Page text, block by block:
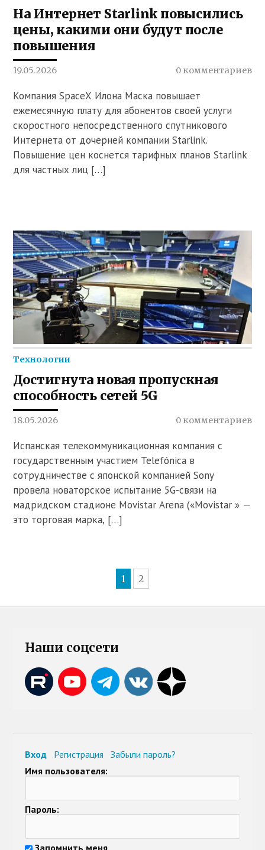
На Интернет Starlink повысились
цены, какими они будут после
повышения
19.05.2026 0 комментариев
Компания SpaceX Илона Маска повышает
ежемесячную плату для абонентов своей услуги
скоростного непосредственного спутникового
Интернета от дочерней компании Starlink.
Повышение цен коснется тарифных планов Starlink
для частных лиц […]
Технологии
Достигнута новая пропускная
способность сетей 5G
18.05.2026 0 комментариев
Испанская телекоммуникационная компания с
государственным участием Telefónica в
сотрудничестве с японской компанией Sony
провела новаторское испытание 5G-связи на
мадридском стадионе Movistar Arena («Movistar » —
это торговая марка, […]
1 2
Наши соцсети
Вход Регистрация
Забыли пароль?
Имя пользователя:
Пароль:
Запомнить меня